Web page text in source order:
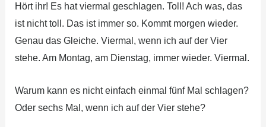
Hört ihr! Es hat viermal geschlagen. Toll! Ach was, das
ist nicht toll. Das ist immer so. Kommt morgen wieder.
Genau das Gleiche. Viermal, wenn ich auf der Vier
stehe. Am Montag, am Dienstag, immer wieder. Viermal.
Warum kann es nicht einfach einmal fünf Mal schlagen?
Oder sechs Mal, wenn ich auf der Vier stehe?